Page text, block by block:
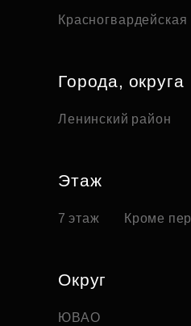
Красногвардейская
Города, округа
Ленинский район
Этаж
7 этаж Кроме
Округ
ЮВАО